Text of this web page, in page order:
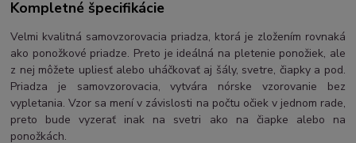
Kompletné špecifikácie
Velmi kvalitná samovzorovacia priadza, ktorá je zložením rovnaká
ako ponožkové priadze. Preto je ideálná na pletenie ponožiek, ale
z nej môžete upliesť alebo uháčkovať aj šály, svetre, čiapky a pod.
Priadza je samovzorovacia, vytvára nórske vzorovanie bez
vypletania. Vzor sa mení v závislosti na počtu očiek v jednom rade,
preto bude vyzerať inak na svetri ako na čiapke alebo na
ponožkách.